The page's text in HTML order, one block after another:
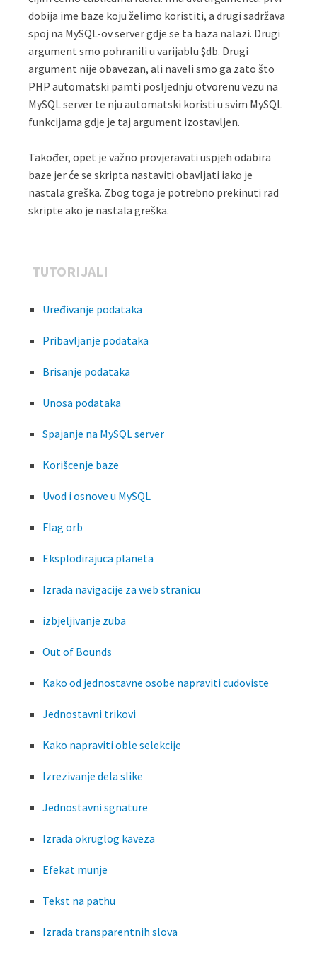
dobija ime baze koju želimo koristiti, a drugi sadržava
spoj na MySQL-ov server gdje se ta baza nalazi. Drugi
argument smo pohranili u varijablu $db. Drugi
argument nije obavezan, ali naveli smo ga zato što
PHP automatski pamti posljednju otvorenu vezu na
MySQL server te nju automatski koristi u svim MySQL
funkcijama gdje je taj argument izostavljen.
Također, opet je važno provjeravati uspjeh odabira
baze jer će se skripta nastaviti obavljati iako je
nastala greška. Zbog toga je potrebno prekinuti rad
skripte ako je nastala greška.
TUTORIJALI
Uređivanje podataka
Pribavljanje podataka
Brisanje podataka
Unosa podataka
Spajanje na MySQL server
Korišcenje baze
Uvod i osnove u MySQL
Flag orb
Eksplodirajuca planeta
Izrada navigacije za web stranicu
izbjeljivanje zuba
Out of Bounds
Kako od jednostavne osobe napraviti cudoviste
Jednostavni trikovi
Kako napraviti oble selekcije
Izrezivanje dela slike
Jednostavni sgnature
Izrada okruglog kaveza
Efekat munje
Tekst na pathu
Izrada transparentnih slova